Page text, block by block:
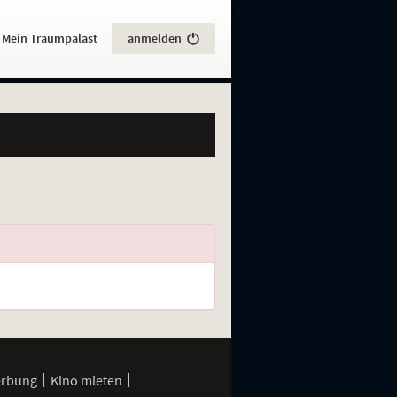
Mein Traumpalast anmelden
Kino mieten